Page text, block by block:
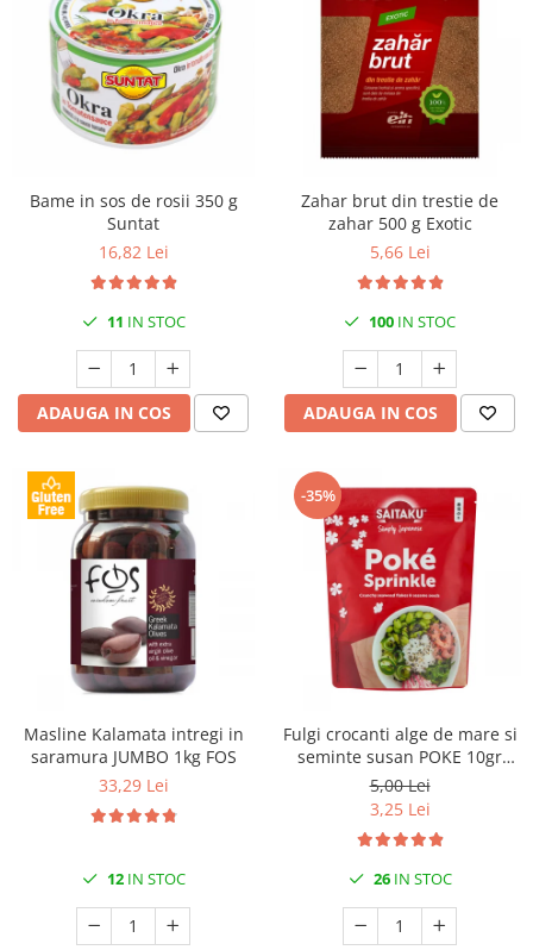
Bame in sos de rosii 350 g
Suntat
16,82 Lei
11 IN STOC
ADAUGA IN COS
Zahar brut din trestie de
zahar 500 g Exotic
5,66 Lei
100 IN STOC
ADAUGA IN COS
Masline Kalamata intregi in
saramura JUMBO 1kg FOS
33,29 Lei
12IN STOC
-35%
Fulgi crocanti alge de mare si
seminte susan POKE 10gr
Saitaku
5,00 Lei
3,25 Lei
26IN STOC